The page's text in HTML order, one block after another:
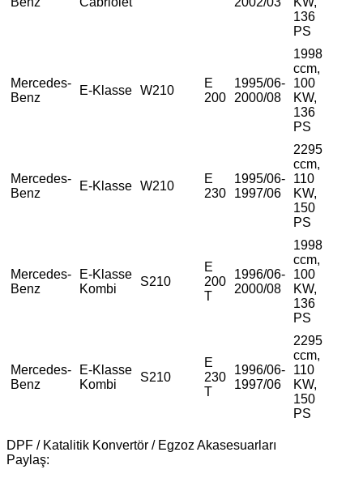
136
PS
Mercedes-
Benz
E-Klasse W210
E
200
1995/06-
2000/08
1998
ccm,
100
KW,
136
PS
Mercedes-
Benz
E-Klasse W210
E
230
1995/06-
1997/06
2295
ccm,
110
KW,
150
PS
Mercedes-
Benz
E-Klasse
Kombi
S210
E
200
T
1996/06-
2000/08
1998
ccm,
100
KW,
136
PS
Mercedes-
Benz
E-Klasse
Kombi
S210
E
230
T
1996/06-
1997/06
2295
ccm,
110
KW,
150
PS
DPF / Katalitik Konvertör / Egzoz Akasesuarları
Paylaş: